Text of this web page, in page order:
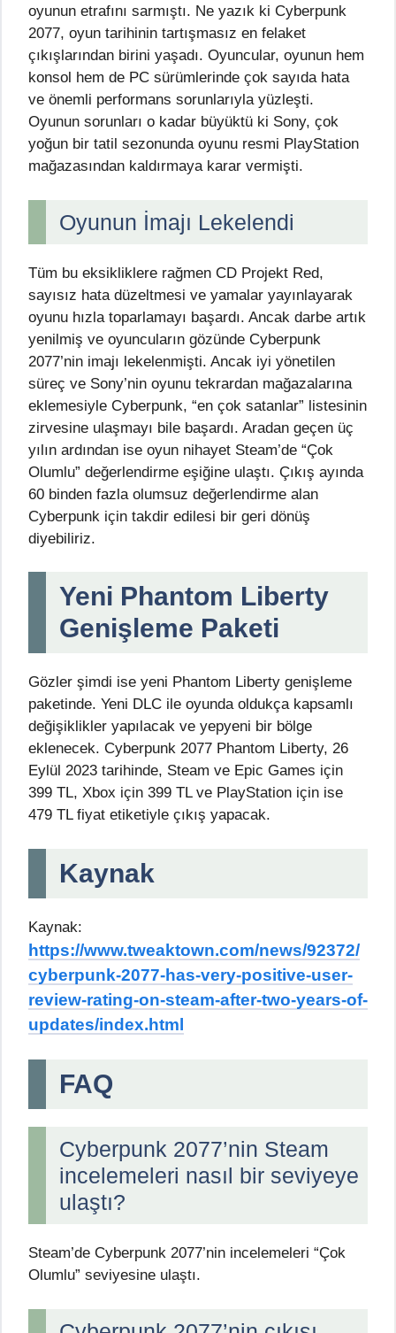
oyunun etrafını sarmıştı. Ne yazık ki Cyberpunk
2077, oyun tarihinin tartışmasız en felaket
çıkışlarından birini yaşadı. Oyuncular, oyunun hem
konsol hem de PC sürümlerinde çok sayıda hata
ve önemli performans sorunlarıyla yüzleşti.
Oyunun sorunları o kadar büyüktü ki Sony, çok
yoğun bir tatil sezonunda oyunu resmi PlayStation
mağazasından kaldırmaya karar vermişti.
Oyunun İmajı Lekelendi
Tüm bu eksikliklere rağmen CD Projekt Red,
sayısız hata düzeltmesi ve yamalar yayınlayarak
oyunu hızla toparlamayı başardı. Ancak darbe artık
yenilmiş ve oyuncuların gözünde Cyberpunk
2077’nin imajı lekelenmişti. Ancak iyi yönetilen
süreç ve Sony’nin oyunu tekrardan mağazalarına
eklemesiyle Cyberpunk, “en çok satanlar” listesinin
zirvesine ulaşmayı bile başardı. Aradan geçen üç
yılın ardından ise oyun nihayet Steam’de “Çok
Olumlu” değerlendirme eşiğine ulaştı. Çıkış ayında
60 binden fazla olumsuz değerlendirme alan
Cyberpunk için takdir edilesi bir geri dönüş
diyebiliriz.
Yeni Phantom Liberty
Genişleme Paketi
Gözler şimdi ise yeni Phantom Liberty genişleme
paketinde. Yeni DLC ile oyunda oldukça kapsamlı
değişiklikler yapılacak ve yepyeni bir bölge
eklenecek. Cyberpunk 2077 Phantom Liberty, 26
Eylül 2023 tarihinde, Steam ve Epic Games için
399 TL, Xbox için 399 TL ve PlayStation için ise
479 TL fiyat etiketiyle çıkış yapacak.
Kaynak
Kaynak:
https://www.tweaktown.com/news/92372/
cyberpunk-2077-has-very-positive-user-
review-rating-on-steam-after-two-years-of-
updates/index.html
FAQ
Cyberpunk 2077’nin Steam
incelemeleri nasıl bir seviyeye
ulaştı?
Steam’de Cyberpunk 2077’nin incelemeleri “Çok
Olumlu” seviyesine ulaştı.